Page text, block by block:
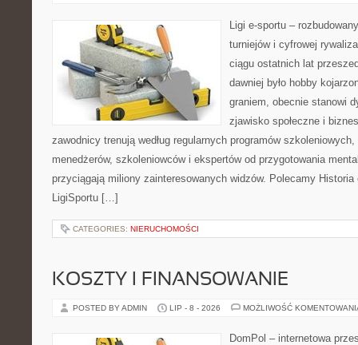
Ligi e-sportu –
turniejów i cyfrowej
ciągu ostatnich lat
dawniej było hobby
graniem, obecnie stanowi
zjawisko społeczne i
zawodnicy trenują według regularnych programów
menedżerów, szkoleniowców i ekspertów od przygotowania
przyciągają miliony zainteresowanych widzów. Polecamy
LigiSportu […]
CATEGORIES: NIERUCHOMOŚCI
KOSZTY I FINANSOWANIE
POSTED BY ADMIN LIP - 8 - 2026 MOŻLIWOŚĆ
DomPol – internetowa